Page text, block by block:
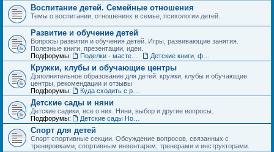
Воспитание детей. Семейные отношения
Темы о воспитании, отношениях в семье, психологии детей.
Развитие и обучение детей
Вопросы развития и обучения детей. Игры, развивающие занятия.
Полезные книги, презентации, идеи.
Подфорумы:
Кружки, клубы и обучающие центры
Дополнительное образование для детей: кружки, клубы и обучающие
центры, рекомендации и отзывы
Подфорумы:
Детские сады и няни
Детские садики, все о них. Няни, выбор и другие вопросы.
Подфорумы:
Спорт для детей
Спорт спортивные секции. Обсуждение вопросов, связанных с
тренировками, спортивным инвентарем, тренерами и инструкторами.